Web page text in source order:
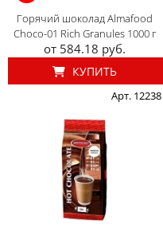
Горячий шоколад Almafood
Choco-01 Rich Granules 1000 г
от 584.18 руб.
КУПИТЬ
Арт. 12238